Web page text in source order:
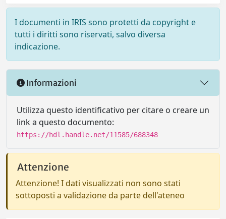
I documenti in IRIS sono protetti da copyright e
tutti i diritti sono riservati, salvo diversa
indicazione.
Informazioni
Utilizza questo identificativo per citare o creare un
link a questo documento:
https://hdl.handle.net/11585/688348
Attenzione
Attenzione! I dati visualizzati non sono stati
sottoposti a validazione da parte dell'ateneo